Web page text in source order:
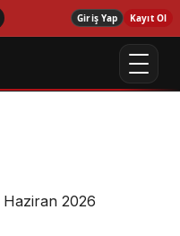
Giriş Yap Kayıt Ol
Haziran 2026